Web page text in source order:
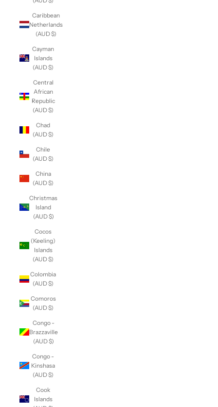
Caribbean
Netherlands
(AUD $)
Cayman
Islands
(AUD $)
Central
African
Republic
(AUD $)
Chad
(AUD $)
Chile
(AUD $)
China
(AUD $)
Christmas
Island
(AUD $)
Cocos
(Keeling)
Islands
(AUD $)
Colombia
(AUD $)
Comoros
(AUD $)
Congo -
Brazzaville
(AUD $)
Congo -
Kinshasa
(AUD $)
Cook
Islands